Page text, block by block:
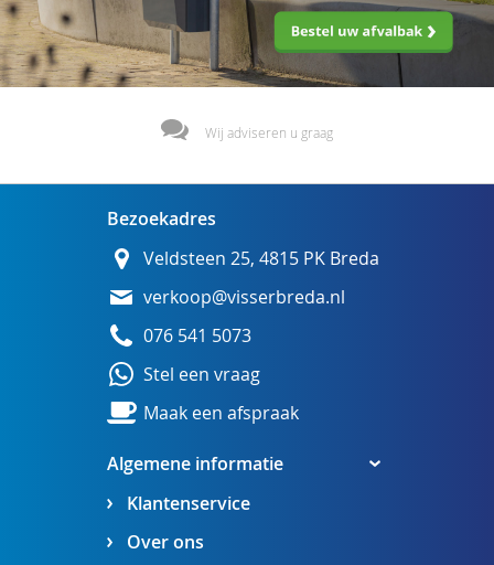
Wij adviseren u graag
Algemene informatie
Klantenservice
Over ons
Bezoekadres
Veldsteen 25, 4815 PK Breda
verkoop@visserbreda.nl
076 541 5073
Stel een vraag
Maak een afspraak